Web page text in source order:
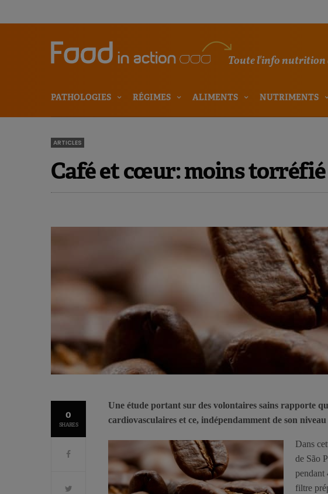
Toute l'info nutrition
PATHOLOGIES RÉGIMES ALIMENTS NUTRIMENTS
ARTICLES
Café et cœur: moins torréfié
0
SHARES
Une étude portant sur des volontaires sains rapporte
cardiovasculaires et ce, indépendamment de son
Dans
de São
pendant
filtre